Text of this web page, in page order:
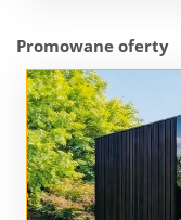
Promowane oferty